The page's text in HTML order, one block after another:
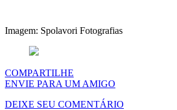
Imagem: Spolavori Fotografias
COMPARTILHE
ENVIE PARA UM AMIGO
DEIXE SEU COMENTÁRIO